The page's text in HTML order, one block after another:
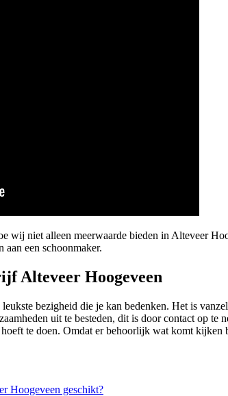
wij niet alleen meerwaarde bieden in Alteveer
een schoonmaker.
Alteveer Hoogeveen
bezigheid die je kan bedenken. Het is
uit te besteden, dit is door contact op
te doen. Omdat er behoorlijk wat komt
Hoogeveen geschikt?